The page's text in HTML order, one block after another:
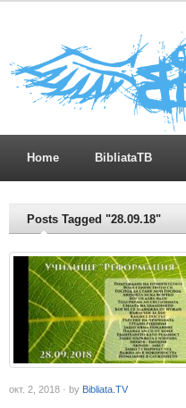
Home BibliataTB
Posts Tagged "28.09.18"
окт. 2, 2018 · by Bibliata.TV